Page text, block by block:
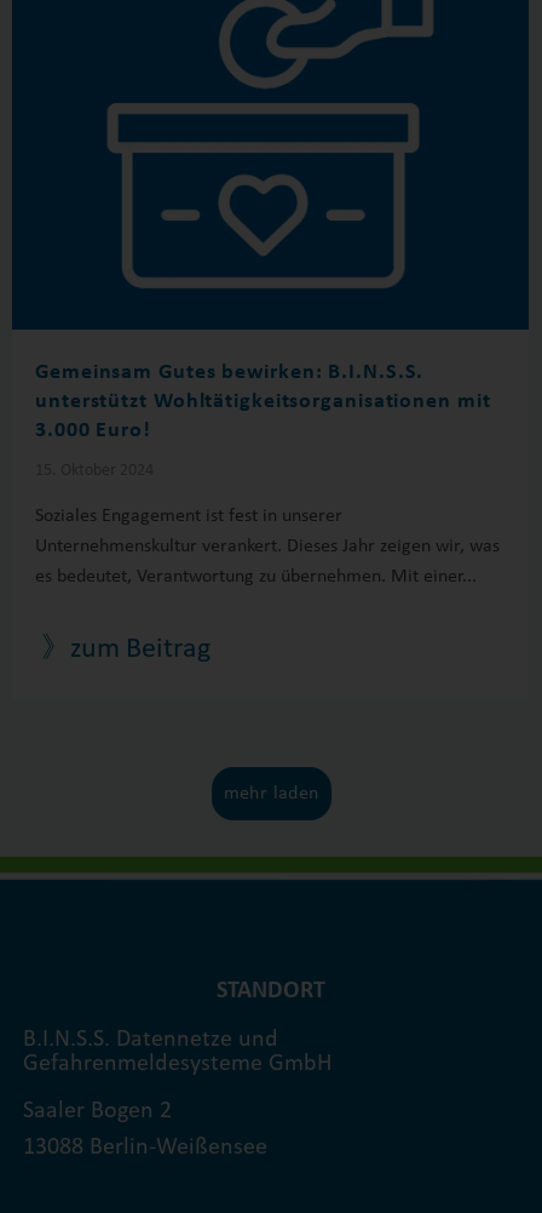
Gemeinsam Gutes bewirken: B.I.N.S.S.
unterstützt Wohltätigkeitsorganisationen mit
3.000 Euro!
Soziales Engagement ist fest in unserer
Unternehmenskultur verankert. Dieses Jahr zeigen wir, was
es bedeutet, Verantwortung zu übernehmen. Mit einer...
》zum Beitrag
mehr laden
STANDORT
B.I.N.S.S. Datennetze und
Gefahrenmeldesysteme GmbH
Saaler Bogen 2
13088 Berlin-Weißensee